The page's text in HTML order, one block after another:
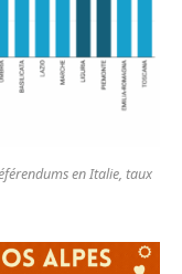
en Italie, taux